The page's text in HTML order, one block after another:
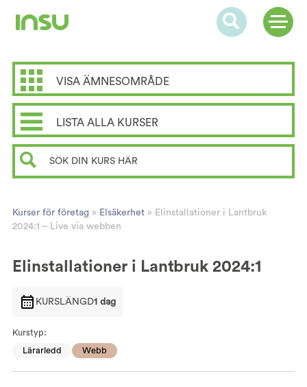
VISA ÄMNESOMRÅDE
LISTA ALLA KURSER
Kurser för företag » Elsäkerhet» Elinstallationer i Lantbruk
2024:1 – Live via webben
Elinstallationer i Lantbruk 2024:1
Kurstyp:
Lärarledd Webb
KURSLÄNGD1 dag